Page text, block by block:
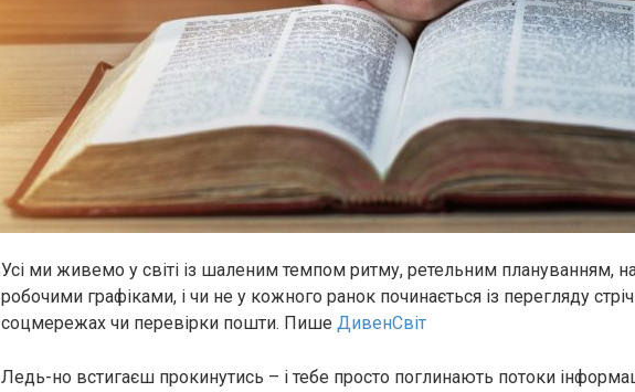
Усі ми живемо у світі із шаленим темпом ритму, ретельним плануванням,
робочими графіками, і чи не у кожного ранок починається із перегляду
соцмережах чи перевірки пошти. Пише ДивенСвіт
Ледь-но встигаєш прокинутись – і тебе просто поглинають потоки